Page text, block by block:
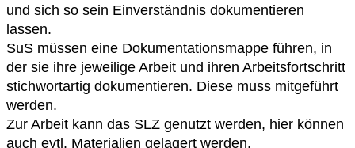
und sich so sein Einverständnis dokumentieren
lassen.
SuS müssen eine Dokumentationsmappe führen, in
der sie ihre jeweilige Arbeit und ihren Arbeitsfortschritt
stichwortartig dokumentieren. Diese muss mitgeführt
werden.
Zur Arbeit kann das SLZ genutzt werden, hier können
auch evtl. Materialien gelagert werden.